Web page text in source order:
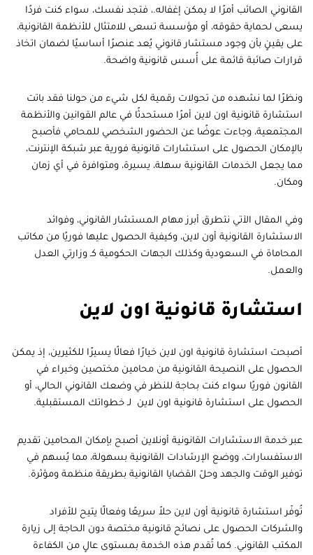
القانوني الصائب أمرًا لا يمكن إغفاله.، فتجد نفسك، سواء كنت فردًا
يسعى لحماية حقوقه، أو مؤسسة تسعى للامتثال للأنظمة القانونية،
على يقينٍ بأن وجود مستشار قانوني يُعد عنصرًا أساسيًا لضمان اتخاذ
قرارات صائبة قائمة على أُسس قانونية واضحة.
ونظرًا لما نشهده من تحولات رقمية لكل شيء من حولنا فقد باتت
استشارة قانونية اون لاين أمرًا مستحدثًا في عالم القوانين والأنظمة
المجتمعية، وجاءت عوضًا عن الحضور الشخصي للمحامي فأصبح
بالإمكان الحصول على استشارات قانونية فورية عبر شبكة الإنترنت،
مما يجعل الخدمات القانونية سهلة، يسيرة، ومتوافرة في أي زمان
ومكان.
وفي المقال الآتي نتطرق أبرز مهام المستشار القانوني، وفوائد
الاستشارة القانونية أون لاين، وكيفية الحصول عليها فوريًا من مكاتب
المحاماة في السعودية وكذلك الجهات الحكومية كـ وزارتي العدل
والعمل.
استشارة قانونية اون لاين
أصبحت استشارة قانونية اون لاين خيارًا فعالًا يسيرًا للكثيرين، إذ يمكن
الحصول على النصيحة القانونية من محامين مختصين وخبراء في
القانون فوريًا سواء كنت بحاجة للنظر في وضعك القانوني الحالي، أو
الحصول على استشارة قانونية اون لاين
لـ خطواتك المستقبلية.
عبر خدمة الاستشارات القانونية أونلاين أصبح بإمكان المحامين تقديم
الاستفسارات، ووضع الإرشادات القانونية بسهولة، مما يُسهم في
توفير الوقت والجهد وحلّ القضايا القانونية بطريقة منظمة ومؤثرة.
تُوفّر استشارة قانونية أون لاين حلاً سريعًا وفعالًا يتيح للأفراد
والشركات الحصول على نصائح قانونية مختصة دون الحاجة إلى زيارة
المكتب القانوني. كما تُقدم هذه الخدمة بمستوى عالٍ من الكفاءة